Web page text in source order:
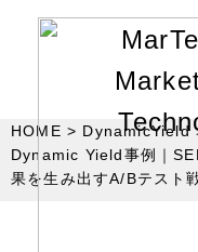
HOME
DynamicYield
Dynamic Yield事例｜
果を生み出すA/Bテスト